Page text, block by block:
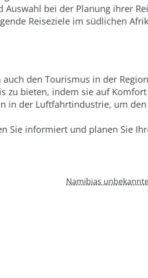
bei der Planung ihrer
Reiseziele im südlichen
den Tourismus in der
zu bieten, indem sie auf
in der Luftfahrtindustrie, um den
Sie informiert und planen Sie
Namibias